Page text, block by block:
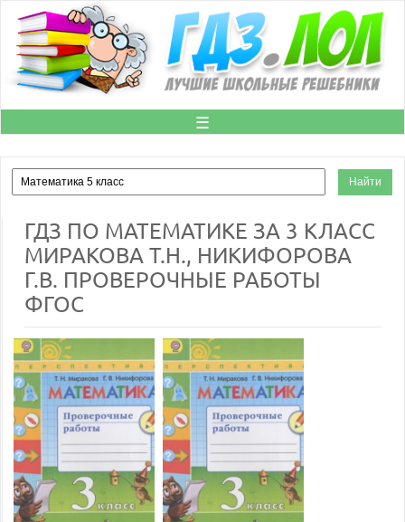
☰
ГДЗ ПО МАТЕМАТИКЕ ЗА 3 КЛАСС
МИРАКОВА Т.Н., НИКИФОРОВА
Г.В. ПРОВЕРОЧНЫЕ РАБОТЫ
ФГОС